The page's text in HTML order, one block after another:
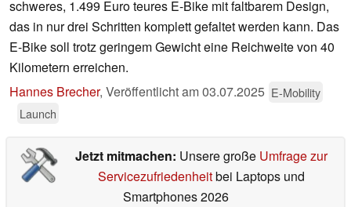
schweres, 1.499 Euro teures E-Bike mit faltbarem Design,
das in nur drei Schritten komplett gefaltet werden kann. Das
E-Bike soll trotz geringem Gewicht eine Reichweite von 40
Kilometern erreichen.
Hannes Brecher, Veröffentlicht am03.07.2025 E-Mobility
Launch
Jetzt mitmachen: Unsere große Umfrage zur
Servicezufriedenheitbei Laptops und
Smartphones 2026